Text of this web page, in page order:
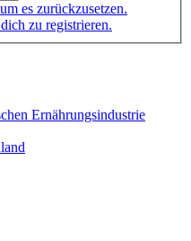
es zurückzusetzen.
zu registrieren.
Ernährungsindustrie